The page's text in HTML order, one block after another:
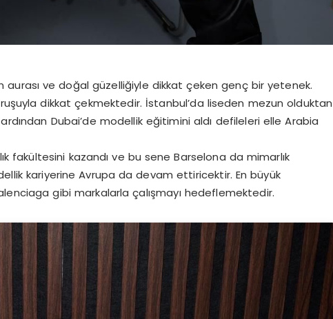
aurası ve doğal güzelliğiyle dikkat çeken genç bir yetenek.
dikkat çekmektedir. İstanbul’da liseden mezun olduktan
Dubai’de modellik eğitimini aldı defileleri elle Arabia
fakültesini kazandı ve bu sene Barselona da mimarlık
kariyerine Avrupa da devam ettiricektir. En büyük
gibi markalarla çalışmayı hedeflemektedir.